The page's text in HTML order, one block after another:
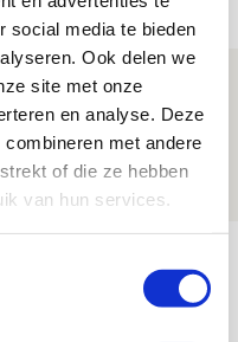
social media te bieden
Ook delen we
site met onze
en analyse. Deze
met andere
of die ze hebben
van hun services.
en spel
af’